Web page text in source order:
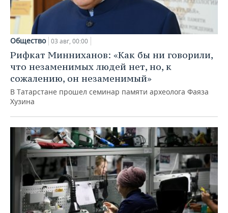
Общество 03 авг, 00:00
Рифкат Минниханов: «Как бы ни говорили,
что незаменимых людей нет, но, к
сожалению, он незаменимый»
В Татарстане прошел семинар памяти археолога Фаяза
Хузина